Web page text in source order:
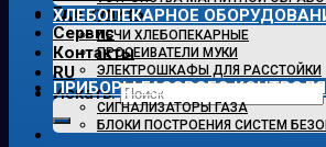
Где купить
Сервис
Контакты
RU
Искать:
ХЛЕБОПЕКАРНОЕ
ПЕЧИ ХЛЕБОПЕКАРНЫЕ
ПРОСЕИВАТЕЛИ МУКИ
ЭЛЕКТРОШКАФЫ ДЛЯ РАССТОЙКИ
ПРИБОРЫ ГАЗОВОГО КОНТРОЛЯ
СИГНАЛИЗАТОРЫ ГАЗА
БЛОКИ ПОСТРОЕНИЯ СИСТЕМ